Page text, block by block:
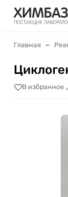
Главная
В избранное